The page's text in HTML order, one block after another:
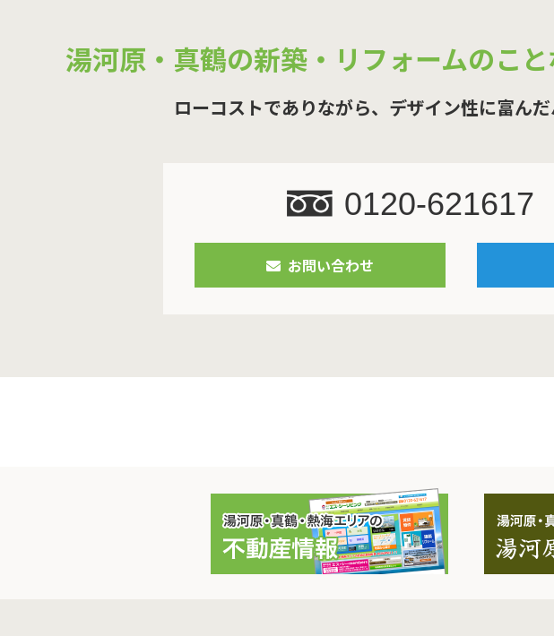
湯河原・真鶴の新築・リフォームのこと
ローコストでありながら、デザイン性に富ん
0120-621617
お問い合わせ